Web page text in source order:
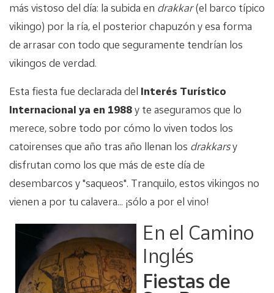
más vistoso del día: la subida en drakkar(el barco típico
vikingo) por la ría, el posterior chapuzón y esa forma
de arrasar con todo que seguramente tendrían los
vikingos de verdad.
Esta fiesta fue declarada del Interés Turístico
Internacional ya en 1988y te aseguramos que lo
merece, sobre todo por cómo lo viven todos los
catoirenses que año tras año llenan los drakkarsy
disfrutan como los que más de este día de
desembarcos y "saqueos". Tranquilo, estos vikingos no
vienen a por tu calavera... ¡sólo a por el vino!
En el Camino
Inglés
Fiestas de